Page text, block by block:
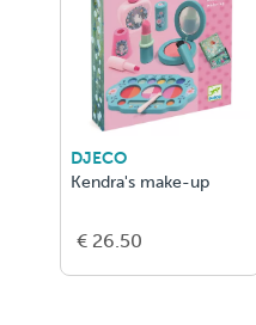
DJECO
Kendra's make-up
€ 26.50